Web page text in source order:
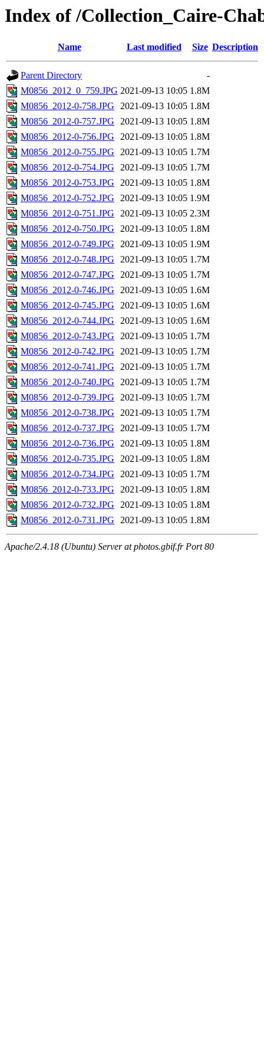
Index of /Collection_Caire-
Name Last modified Size Description
Parent Directory
-
M0856_2012_0_759.JPG 2021-09-13 10:05 1.8M
M0856_2012-0-758.JPG
2021-09-13 10:05 1.8M
M0856_2012-0-757.JPG
2021-09-13 10:05 1.8M
M0856_2012-0-756.JPG
2021-09-13 10:05 1.8M
M0856_2012-0-755.JPG
2021-09-13 10:05 1.7M
M0856_2012-0-754.JPG
2021-09-13 10:05 1.7M
M0856_2012-0-753.JPG
2021-09-13 10:05 1.8M
M0856_2012-0-752.JPG
2021-09-13 10:05 1.9M
M0856_2012-0-751.JPG
2021-09-13 10:05 2.3M
M0856_2012-0-750.JPG
2021-09-13 10:05 1.8M
M0856_2012-0-749.JPG
2021-09-13 10:05 1.9M
M0856_2012-0-748.JPG
2021-09-13 10:05 1.7M
M0856_2012-0-747.JPG
2021-09-13 10:05 1.7M
M0856_2012-0-746.JPG
2021-09-13 10:05 1.6M
M0856_2012-0-745.JPG
2021-09-13 10:05 1.6M
M0856_2012-0-744.JPG
2021-09-13 10:05 1.6M
M0856_2012-0-743.JPG
2021-09-13 10:05 1.7M
M0856_2012-0-742.JPG
2021-09-13 10:05 1.7M
M0856_2012-0-741.JPG
2021-09-13 10:05 1.7M
M0856_2012-0-740.JPG
2021-09-13 10:05 1.7M
M0856_2012-0-739.JPG
2021-09-13 10:05 1.7M
M0856_2012-0-738.JPG
2021-09-13 10:05 1.7M
M0856_2012-0-737.JPG
2021-09-13 10:05 1.7M
M0856_2012-0-736.JPG
2021-09-13 10:05 1.8M
M0856_2012-0-735.JPG
2021-09-13 10:05 1.8M
M0856_2012-0-734.JPG
2021-09-13 10:05 1.7M
M0856_2012-0-733.JPG
2021-09-13 10:05 1.8M
M0856_2012-0-732.JPG
2021-09-13 10:05 1.8M
M0856_2012-0-731.JPG
2021-09-13 10:05 1.8M
Apache/2.4.18 (Ubuntu) Server at photos.gbif.fr Port 80